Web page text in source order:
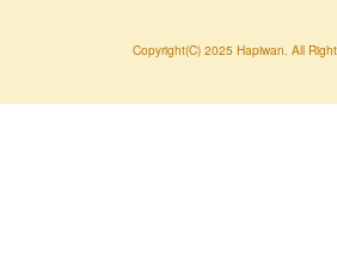
Copyright(C) 2025 Hapiwan. All